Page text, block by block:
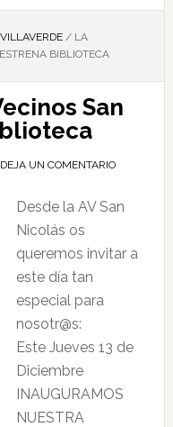
/LA
BIBLIOTECA
San
DEJA UN COMENTARIO
Desde la AV San
Nicolás os
queremos invitar a
este día tan
especial para
nosotr@s:
Este Jueves 13 de
Diciembre
INAUGURAMOS
NUESTRA